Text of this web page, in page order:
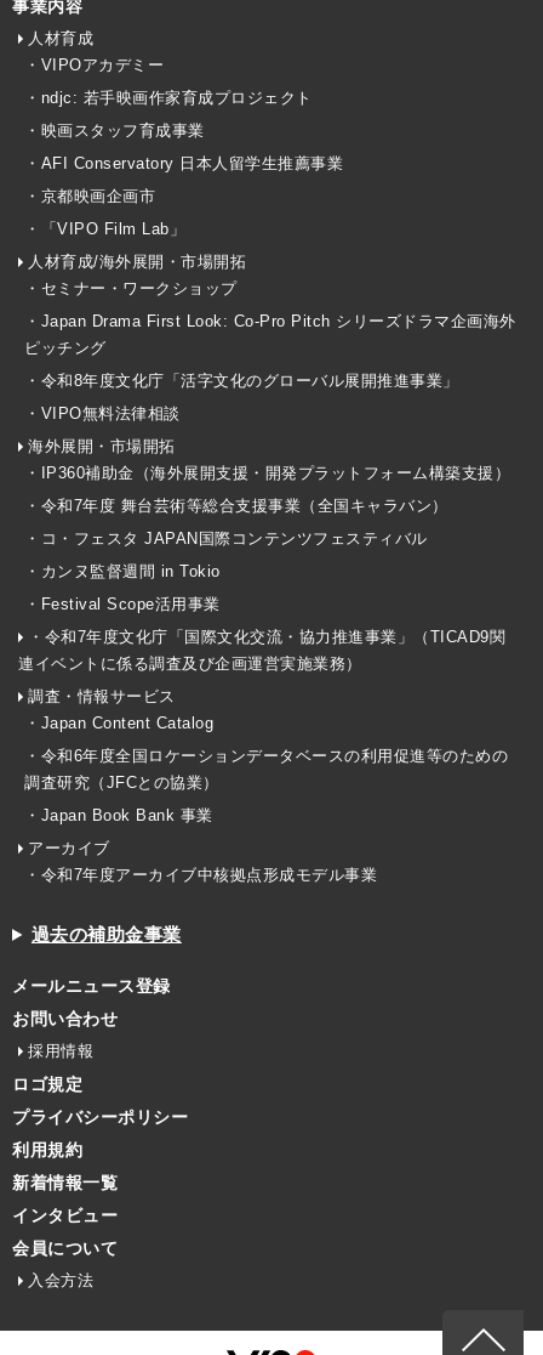
事業内容
人材育成
・VIPOアカデミー
・ndjc: 若手映画作家育成プロジェクト
・映画スタッフ育成事業
・AFI Conservatory 日本人留学生推薦事業
・京都映画企画市
・「VIPO Film Lab」
人材育成/海外展開・市場開拓
・セミナー・ワークショップ
・Japan Drama First Look: Co-Pro Pitch シリーズドラマ企画海外
ピッチング
・令和8年度文化庁「活字文化のグローバル展開推進事業」
・VIPO無料法律相談
海外展開・市場開拓
・IP360補助金（海外展開支援・開発プラットフォーム構築支援）
・令和7年度 舞台芸術等総合支援事業（全国キャラバン）
・コ・フェスタ JAPAN国際コンテンツフェスティバル
・カンヌ監督週間 in Tokio
・Festival Scope活用事業
・令和7年度文化庁「国際文化交流・協力推進事業」（TICAD9関
連イベントに係る調査及び企画運営実施業務）
調査・情報サービス
・Japan Content Catalog
・令和6年度全国ロケーションデータベースの利用促進等のための
調査研究（JFCとの協業）
・Japan Book Bank 事業
アーカイブ
・令和7年度アーカイブ中核拠点形成モデル事業
過去の補助金事業
メールニュース登録
お問い合わせ
採用情報
ロゴ規定
プライバシーポリシー
利用規約
新着情報一覧
インタビュー
会員について
入会方法